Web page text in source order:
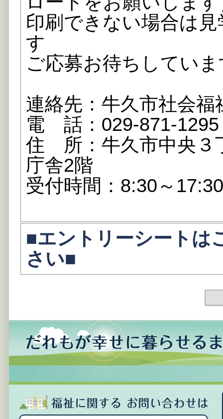
印刷できない場合は
す
ご応募お待ちしていま
連絡先：牛久市社会
電 話：029-871-1295
住 所：牛久市中央３
庁舎2階
受付時間：8:30～17:30
■エントリーシートは
さい■